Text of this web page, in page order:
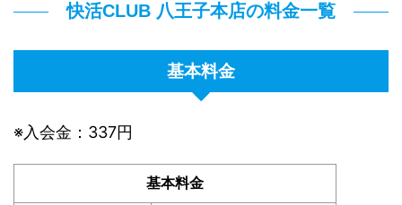
快活CLUB 八王子本店の料金一覧
基本料金
※入会金：337円
基本料金